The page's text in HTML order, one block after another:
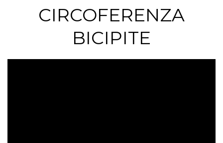
CIRCOFERENZA
BICIPITE